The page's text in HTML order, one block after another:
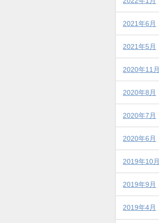
2021年6月
2021年5月
2020年11月
2020年8月
2020年7月
2020年6月
2019年10月
2019年9月
2019年4月